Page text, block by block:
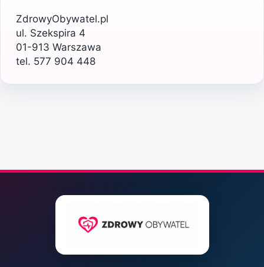
ZdrowyObywatel.pl
ul. Szekspira 4
01-913 Warszawa
tel. 577 904 448